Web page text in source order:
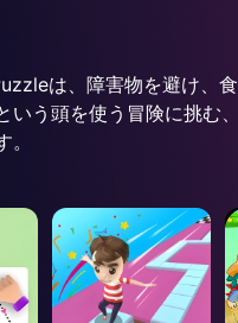
は、障害物を避け、
いう頭を使う冒険に挑む